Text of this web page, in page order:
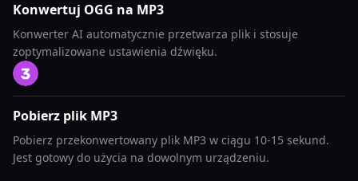
Konwertuj OGG na MP3
Konwerter AI automatycznie przetwarza plik i stosuje
zoptymalizowane ustawienia dźwięku.
Pobierz plik MP3
Pobierz przekonwertowany plik MP3 w ciągu 10-15 sekund.
Jest gotowy do użycia na dowolnym urządzeniu.